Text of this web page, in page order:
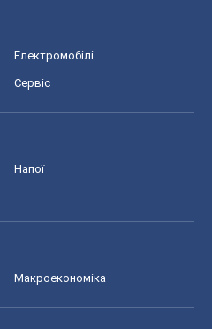
Електромобілі
Сервіс
Напої
Макроекономіка